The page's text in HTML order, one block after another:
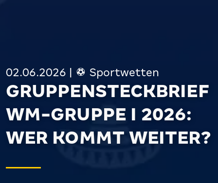
02.06.2026 Sportwetten
GRUPPENSTECKBRIEF
WM-GRUPPE I 2026:
WER KOMMT WEITER?